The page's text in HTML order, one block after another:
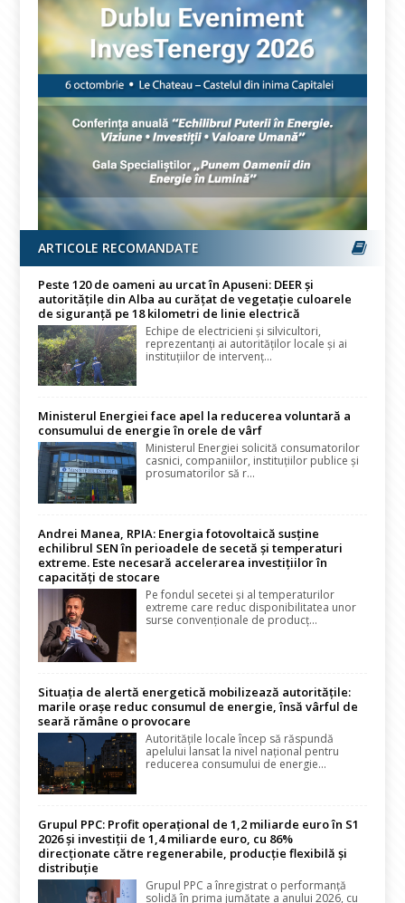
ARTICOLE RECOMANDATE
Peste 120 de oameni au urcat în Apuseni: DEER și
autoritățile din Alba au curățat de vegetație culoarele
de siguranță pe 18 kilometri de linie electrică
Echipe de electricieni și silvicultori,
reprezentanți ai autorităților locale și ai
instituțiilor de intervenț...
Ministerul Energiei face apel la reducerea voluntară a
consumului de energie în orele de vârf
Ministerul Energiei solicită consumatorilor
casnici, companiilor, instituțiilor publice și
prosumatorilor să r...
Andrei Manea, RPIA: Energia fotovoltaică susține
echilibrul SEN în perioadele de secetă și temperaturi
extreme. Este necesară accelerarea investițiilor în
capacități de stocare
Pe fondul secetei și al temperaturilor
extreme care reduc disponibilitatea unor
surse convenționale de producț...
Situația de alertă energetică mobilizează autoritățile:
marile orașe reduc consumul de energie, însă vârful de
seară rămâne o provocare
Autoritățile locale încep să răspundă
apelului lansat la nivel național pentru
reducerea consumului de energie...
Grupul PPC: Profit operațional de 1,2 miliarde euro în S1
2026 și investiții de 1,4 miliarde euro, cu 86%
direcționate către regenerabile, producție flexibilă și
distribuție
Grupul PPC a înregistrat o performanță
solidă în prima jumătate a anului 2026, cu